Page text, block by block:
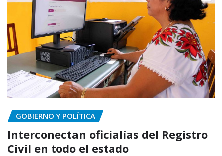
GOBIERNO Y POLÍTICA
Interconectan oficialías del Registro
Civil en todo el estado